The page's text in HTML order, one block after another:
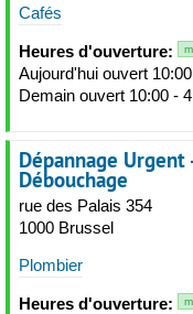
Cafés
Heures d'ouverture:
Aujourd'hui ouvert
Demain ouvert 10:00 -
Dépannage
Débouchage
rue des Palais 354
1000 Brussel
Plombier
Heures d'ouverture: